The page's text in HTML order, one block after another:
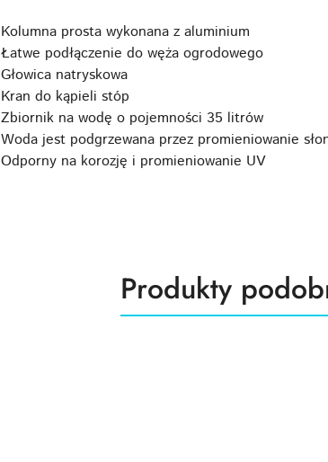
Kolumna prosta wykonana z aluminium
Łatwe podłączenie do węża ogrodowego
Głowica natryskowa
Kran do kąpieli stóp
Zbiornik na wodę o pojemności 35 litrów
Woda jest podgrzewana przez promieniowanie
Odporny na korozję i promieniowanie UV
Produkty
o
Produkty